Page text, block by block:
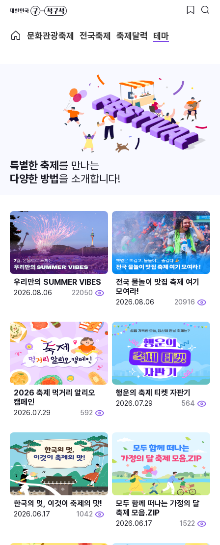
문화관광축제 전국축제 축제달력 테마
특별한 축제를 만나는
다양한 방법을 소개합니다!
우리만의 SUMMER VIBES
2026.08.06 22050
전국 물놀이 맛집 축제 여기
모여라!
2026.08.06 20916
2026 축제 먹거리 알리오
캠페인
2026.07.29 592
행운의 축제 티켓 자판기
2026.07.29 564
한국의 멋, 이것이 축제의 맛!
2026.06.17 1042
모두 함께 떠나는 가정의 달
축제 모음.ZIP
2026.06.17 1522